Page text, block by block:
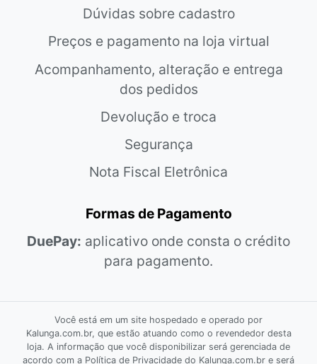
Dúvidas sobre cadastro
Preços e pagamento na loja virtual
Acompanhamento, alteração e entrega
dos pedidos
Devolução e troca
Segurança
Nota Fiscal Eletrônica
Formas de Pagamento
DuePay: aplicativo onde consta o crédito
para pagamento.
Você está em um site hospedado e operado por
Kalunga.com.br, que estão atuando como o revendedor desta
loja. A informação que você disponibilizar será gerenciada de
acordo com a Política de Privacidade do Kalunga.com.br e será